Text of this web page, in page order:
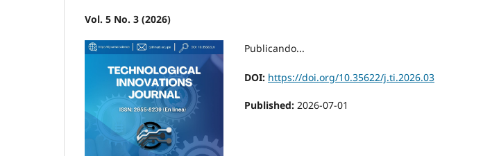
Vol. 5 No. 3 (2026)
Publicando...
DOI: https://doi.org/10.35622/j.ti.2026.03
Published: 2026-07-01